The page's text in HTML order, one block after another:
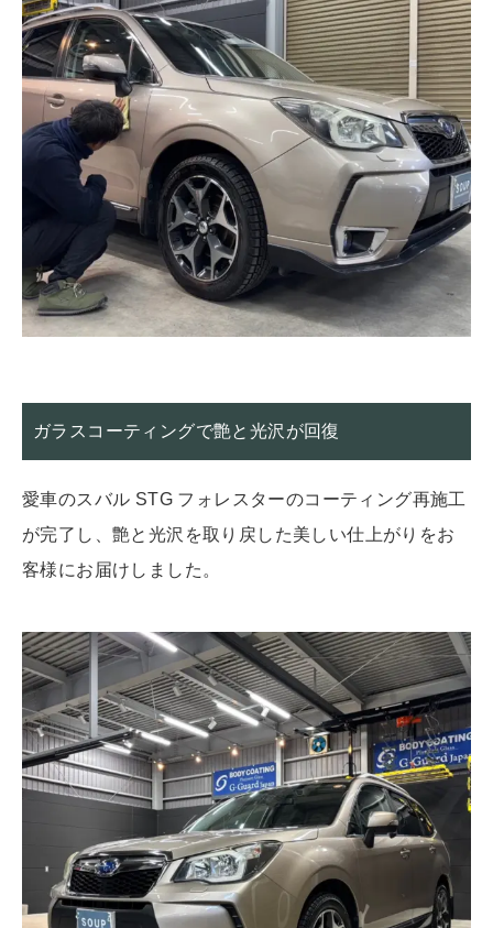
ガラスコーティングで艶と光沢が回復
愛車のスバル STG フォレスターのコーティング再施工
が完了し、艶と光沢を取り戻した美しい仕上がりをお
客様にお届けしました。